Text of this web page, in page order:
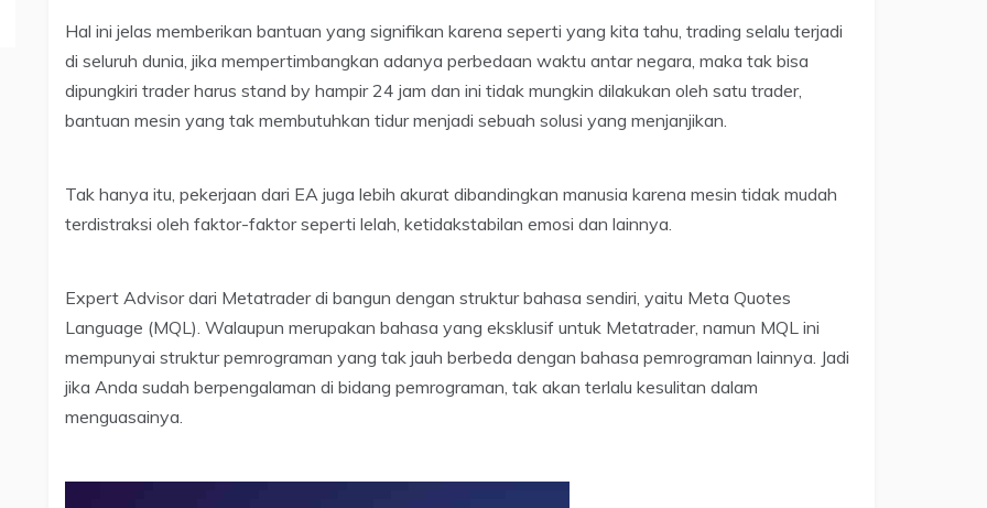
Hal ini jelas memberikan bantuan yang signifikan karena seperti yang kita tahu, trading selalu terjadi
di seluruh dunia, jika mempertimbangkan adanya perbedaan waktu antar negara, maka tak bisa
dipungkiri trader harus stand by hampir 24 jam dan ini tidak mungkin dilakukan oleh satu trader,
bantuan mesin yang tak membutuhkan tidur menjadi sebuah solusi yang menjanjikan.
Tak hanya itu, pekerjaan dari EA juga lebih akurat dibandingkan manusia karena mesin tidak mudah
terdistraksi oleh faktor-faktor seperti lelah, ketidakstabilan emosi dan lainnya.
Expert Advisor dari Metatrader di bangun dengan struktur bahasa sendiri, yaitu Meta Quotes
Language (MQL). Walaupun merupakan bahasa yang eksklusif untuk Metatrader, namun MQL ini
mempunyai struktur pemrograman yang tak jauh berbeda dengan bahasa pemrograman lainnya. Jadi
jika Anda sudah berpengalaman di bidang pemrograman, tak akan terlalu kesulitan dalam
menguasainya.